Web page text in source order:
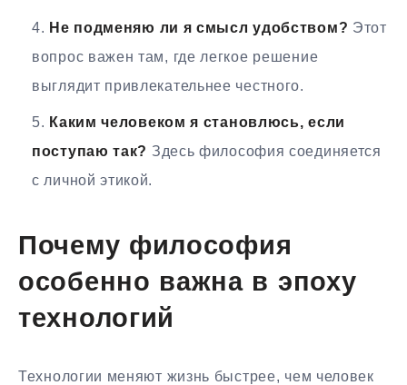
Не подменяю ли я смысл удобством? Этот
вопрос важен там, где легкое решение
выглядит привлекательнее честного.
Каким человеком я становлюсь, если
поступаю так? Здесь философия соединяется
с личной этикой.
Почему философия
особенно важна в эпоху
технологий
Технологии меняют жизнь быстрее, чем человек